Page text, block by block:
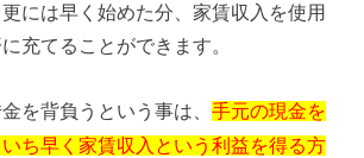
には早く始めた分、家賃収入を使用
充てることができます。
を背負うという事は、手元の現金を
ち早く家賃収入という利益を得る方